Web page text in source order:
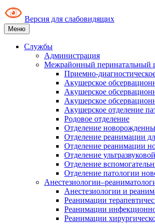
Версия для слабовидящих
Меню
Службы
Администрация
Межрайонный перинатальный
Приемно-
Акушерское
Акушерское
Акушерское
Акушерское отделение
Родовое отделение
Отделение
Отделение реанимации
Отделение реанимации
Отделение
Отделение
Отделение патологии
Анестезиологии и
Реанимации
Реанимации
Реанимации